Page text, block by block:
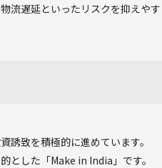
流遅延といったリスクを抑えやす
誘致を積極的に進めています。
とした「Make in India」です。